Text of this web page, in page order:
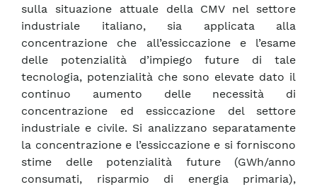
sulla situazione attuale della CMV nel settore
industriale italiano, sia applicata alla
concentrazione che all’essiccazione e l’esame
delle potenzialità d’impiego future di tale
tecnologia, potenzialità che sono elevate dato il
continuo aumento delle necessità di
concentrazione ed essiccazione del settore
industriale e civile. Si analizzano separatamente
la concentrazione e l’essiccazione e si forniscono
stime delle potenzialità future (GWh/anno
consumati, risparmio di energia primaria),